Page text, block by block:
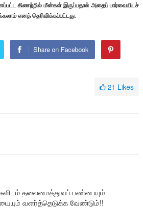
கிணற்றில் மீன்கள் இருப்பதால் அதைப் பார்வையிடச்
எனத் தெரிவிக்கப்பட்டது.
Share on Facebook
21 Likes
தலைமைத்துவப் பண்பையும்
வளர்த்தெடுக்க வேண்டும்!!